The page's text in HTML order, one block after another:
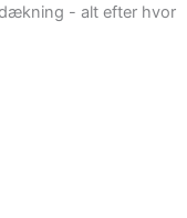
- alt efter hvor